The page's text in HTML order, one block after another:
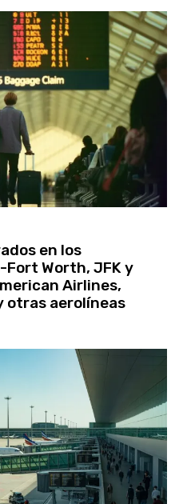
en los
Fort Worth, JFK y
Airlines,
otras aerolíneas